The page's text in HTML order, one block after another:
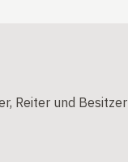
Reiter und Besitzer